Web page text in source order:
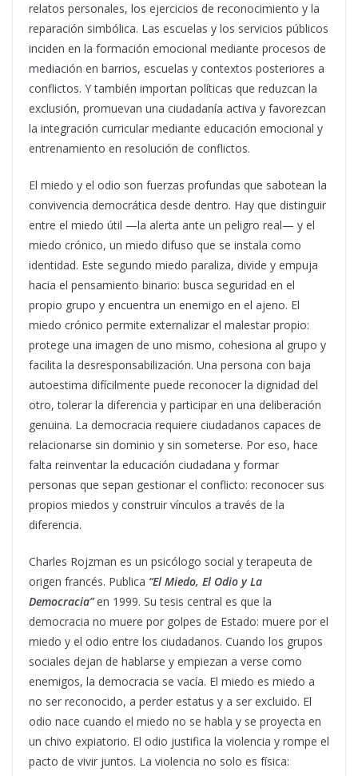
relatos personales, los ejercicios de reconocimiento y la
reparación simbólica. Las escuelas y los servicios públicos
inciden en la formación emocional mediante procesos de
mediación en barrios, escuelas y contextos posteriores a
conflictos. Y también importan políticas que reduzcan la
exclusión, promuevan una ciudadanía activa y favorezcan
la integración curricular mediante educación emocional y
entrenamiento en resolución de conflictos.
El miedo y el odio son fuerzas profundas que sabotean la
convivencia democrática desde dentro. Hay que distinguir
entre el miedo útil —la alerta ante un peligro real— y el
miedo crónico, un miedo difuso que se instala como
identidad. Este segundo miedo paraliza, divide y empuja
hacia el pensamiento binario: busca seguridad en el
propio grupo y encuentra un enemigo en el ajeno. El
miedo crónico permite externalizar el malestar propio:
protege una imagen de uno mismo, cohesiona al grupo y
facilita la desresponsabilización. Una persona con baja
autoestima difícilmente puede reconocer la dignidad del
otro, tolerar la diferencia y participar en una deliberación
genuina. La democracia requiere ciudadanos capaces de
relacionarse sin dominio y sin someterse. Por eso, hace
falta reinventar la educación ciudadana y formar
personas que sepan gestionar el conflicto: reconocer sus
propios miedos y construir vínculos a través de la
diferencia.
Charles Rojzman es un psicólogo social y terapeuta de
origen francés. Publica “El Miedo, El Odio y La
Democracia”en 1999. Su tesis central es que la
democracia no muere por golpes de Estado: muere por el
miedo y el odio entre los ciudadanos. Cuando los grupos
sociales dejan de hablarse y empiezan a verse como
enemigos, la democracia se vacía. El miedo es miedo a
no ser reconocido, a perder estatus y a ser excluido. El
odio nace cuando el miedo no se habla y se proyecta en
un chivo expiatorio. El odio justifica la violencia y rompe el
pacto de vivir juntos. La violencia no solo es física: